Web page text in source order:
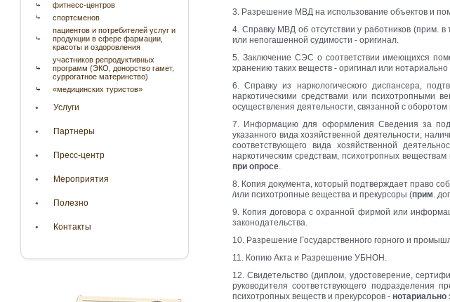
фитнесс-центров
спортсменов
пациентов и потребителей услуг и
продукции в сфере фармации,
красоты и оздоровления
участников репродуктивных
программ (ЭКО, донорство гамет,
суррогатное материнство)
«медицинских туристов»
Услуги
Партнеры
Пресс-центр
Мероприятия
Полезно
Контакты
3. Разрешение МВД на использование объектов и
4. Справку МВД об отсутствии у работников (прим. в
или непогашенной судимости - оригинал.
5. Заключение СЭС о соответствии имеющихся
хранению таких веществ - оригинал или
6. Справку из наркологического диспансера,
наркотическими средствами или психотропными
осуществления деятельности, связанной с
7. Информацию для оформления Сведения за
указанного вида хозяйственной деятельности,
соответствующего вида хозяйственной
наркотическим средствам, психотропных
при опросе.
8. Копия документа, который подтверждает право
/или психотропные вещества и прекурсоры (прим.
9. Копия договора с охранной фирмой или
законодательства.
10. Разрешение Государственного горного и
11. Копию Акта и Разрешение УБНОН.
12. Свидетельство (диплом, удостоверение,
руководителя соответствующего подразделения
психотропных веществ и прекурсоров - нотариально